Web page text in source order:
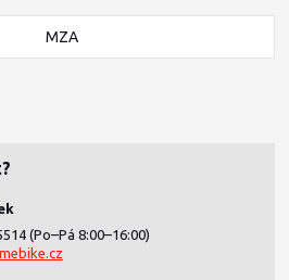
MZA
(Po–Pá 8:00–16:00)